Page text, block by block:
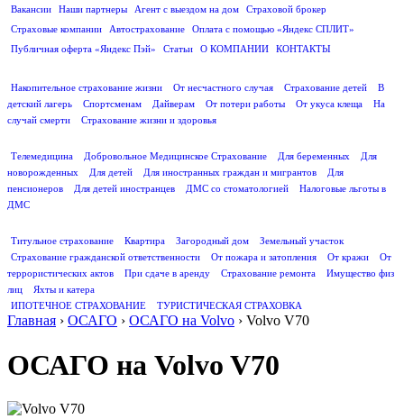
Вакансии
Наши партнеры Агент с выездом на дом
Страховой брокер
Страховые компании
Автострахование
Оплата с помощью «Яндекс СПЛИТ»
Публичная оферта «Яндекс Пэй»
Статьи О КОМПАНИИ
КОНТАКТЫ
Накопительное страхование жизни
От несчастного случая Страхование детей
В
детский лагерь
Спортсменам Дайверам От потери работы От укуса клеща
На
случай смерти
Страхование жизни и здоровья
Телемедицина
Добровольное Медицинское Страхование Для беременных
Для
новорожденных
Для детей Для иностранных граждан и мигрантов
Для
пенсионеров
Для детей иностранцев ДМС со стоматологией
Налоговые льготы в
ДМС
Титульное страхование
Квартира Загородный дом
Земельный участок
Страхование гражданской ответственности
От пожара и затопления От кражи
От
террористических актов
При сдаче в аренду Страхование ремонта
Имущество физ
лиц
Яхты и катера
ИПОТЕЧНОЕ СТРАХОВАНИЕ
ТУРИСТИЧЕСКАЯ СТРАХОВКА
Главная › ОСАГО › ОСАГО на Volvo › Volvo V70
ОСАГО на Volvo V70